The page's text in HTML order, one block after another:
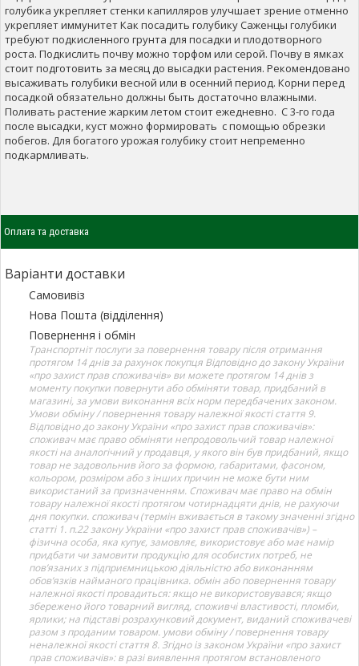
голубика укрепляет стенки капилляров улучшает зрение отменно
укрепляет иммунитет Как посадить голубику Саженцы голубики
требуют подкисленного грунта для посадки и плодотворного
роста. Подкислить почву можно торфом или серой. Почву в ямках
стоит подготовить за месяц до высадки растения. Рекомендовано
высаживать голубики весной или в осенний период. Корни перед
посадкой обязательно должны быть достаточно влажными.
Поливать растение жарким летом стоит ежедневно. С 3-го года
после высадки, куст можно формировать с помощью обрезки
побегов. Для богатого урожая голубику стоит непременно
подкармливать.
Оплата та доставка
Варіанти доставки
Самовивіз
Нова Пошта (відділення)
Повернення і обмін
Транспортніт послуги за повернення товару після отримання
протягом 14 днів за рахунок покупця Відповідно до закону України
«про захист прав споживачів» ви можете протягом 14 днів з
моменту покупки повернути або обміняти товар, придбаний в
магазині, за умови виконання всіх норм передбачених законом.
Умови обміну / повернення товару належної якості стаття 9.
Відповідно до закону України «про захист прав споживачів»:
споживач має право обміняти непродовольчий товар належної
якості на аналогічний у продавця, у якого він був придбаний, якщо
товар не задовольнив його за формою, габаритами, фасоном,
кольором, розміром або з інших причин не може бути ним
використаний за призначенням. Споживач має право на обмін
товару належної якості протягом чотирнадцяти днів, не рахуючи
дня покупки. споживач (термін вживається в такому значенні згідно
статті 1. п.22 закону України «про захист прав споживачів») –
фізична особа, яка купує, замовляє, використовує або має намір
придбати чи замовити продукцію для особистих потреб, не
пов’язаних з підприємницькою діяльністю або виконанням
обов’язків найманого працівника. обмін або повернення товару
належної якості провадиться: якщо не використовувався; якщо
збережено його товарний вигляд, споживчі властивості, пломби,
ярлики; на підставі розрахунковий документ, виданий споживачеві
разом з проданим товаром. умови обміну / повернення товару
неналежної якості стаття 8. Згідно із законом України «про захист
прав споживачів»: в разі виявлення протягом встановленого